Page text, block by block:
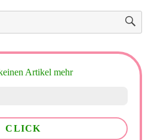
Artikel mehr